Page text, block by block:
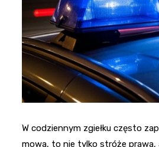
W codziennym zgiełku często
mowa, to nie tylko stróże